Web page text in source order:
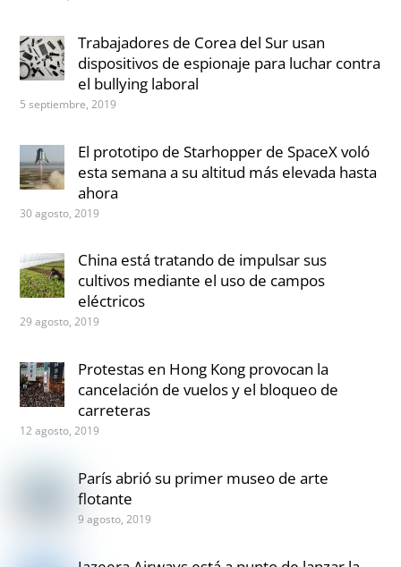
Trabajadores de Corea del Sur usan
dispositivos de espionaje para luchar contra
el bullying laboral
5 septiembre, 2019
El prototipo de Starhopper de SpaceX voló
esta semana a su altitud más elevada hasta
ahora
30 agosto, 2019
China está tratando de impulsar sus
cultivos mediante el uso de campos
eléctricos
29 agosto, 2019
Protestas en Hong Kong provocan la
cancelación de vuelos y el bloqueo de
carreteras
12 agosto, 2019
París abrió su primer museo de arte
flotante
9 agosto, 2019